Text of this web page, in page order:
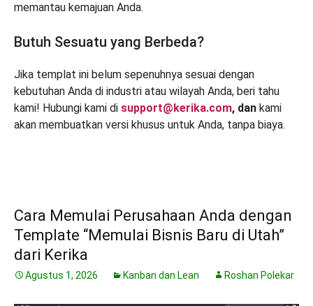
memantau kemajuan Anda.
Butuh Sesuatu yang Berbeda?
Jika templat ini belum sepenuhnya sesuai dengan
kebutuhan Anda di industri atau wilayah Anda, beri tahu
kami! Hubungi kami di support@kerika.com, dan kami
akan membuatkan versi khusus untuk Anda, tanpa biaya.
Cara Memulai Perusahaan Anda dengan
Template “Memulai Bisnis Baru di Utah”
dari Kerika
Agustus 1, 2026 Kanban dan Lean Roshan Polekar